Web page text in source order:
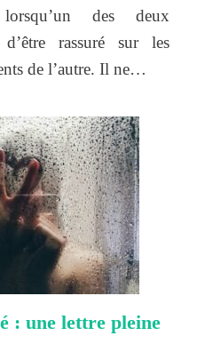
des deux
rassuré sur les
de l’autre. Il ne…
: une lettre pleine